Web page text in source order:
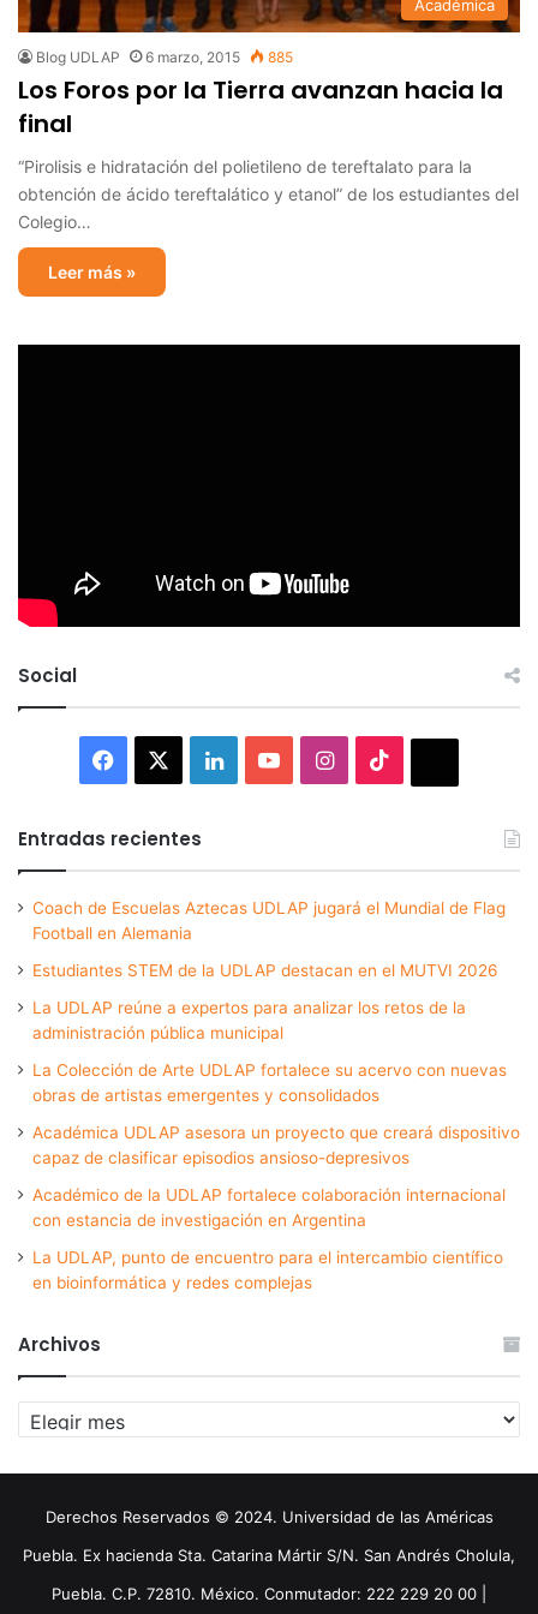
Académica
Blog UDLAP 6 marzo, 2015 885
Los Foros por la Tierra avanzan hacia la
final
“Pirolisis e hidratación del polietileno de tereftalato para la
obtención de ácido tereftalático y etanol” de los estudiantes del
Colegio…
Leer más »
Social
Facebook LinkedInYouTubeInstagram
Entradas recientes
Coach de Escuelas Aztecas UDLAP jugará el Mundial de Flag
Football en Alemania
Estudiantes STEM de la UDLAP destacan en el MUTVI 2026
La UDLAP reúne a expertos para analizar los retos de la
administración pública municipal
La Colección de Arte UDLAP fortalece su acervo con nuevas
obras de artistas emergentes y consolidados
Académica UDLAP asesora un proyecto que creará dispositivo
capaz de clasificar episodios ansioso-depresivos
Académico de la UDLAP fortalece colaboración internacional
con estancia de investigación en Argentina
La UDLAP, punto de encuentro para el intercambio científico
en bioinformática y redes complejas
Archivos
Archivos
Derechos Reservados © 2024. Universidad de las Américas
Puebla. Ex hacienda Sta. Catarina Mártir S/N. San Andrés Cholula,
Puebla. C.P. 72810. México. Conmutador: 222 229 20 00 |